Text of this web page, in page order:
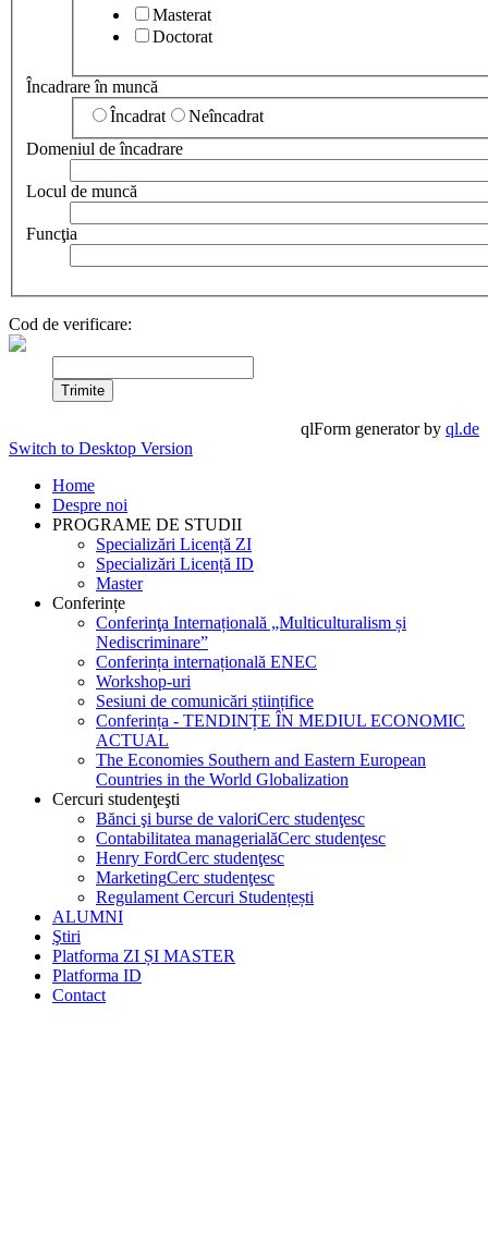
Masterat
Doctorat
Încadrare în muncă
Încadrat
Neîncadrat
Domeniul de încadrare
Locul de muncă
Funcţia
Cod de verificare:
qlForm generator by ql.de
Switch to Desktop Version
Home
Despre noi
PROGRAME DE STUDII
Specializări Licență ZI
Specializări Licență ID
Master
Conferințe
Conferinţa Internațională „Multiculturalism și
Nediscriminare”
Conferința internațională ENEC
Workshop-uri
Sesiuni de comunicări științifice
Conferința - TENDINȚE ÎN MEDIUL ECONOMIC
ACTUAL
The Economies Southern and Eastern European
Countries in the World Globalization
Cercuri studenţeşti
Bănci şi burse de valoriCerc studenţesc
Contabilitatea managerialăCerc studenţesc
Henry FordCerc studenţesc
MarketingCerc studenţesc
Regulament Cercuri Studențești
ALUMNI
Ştiri
Platforma ZI ȘI MASTER
Platforma ID
Contact